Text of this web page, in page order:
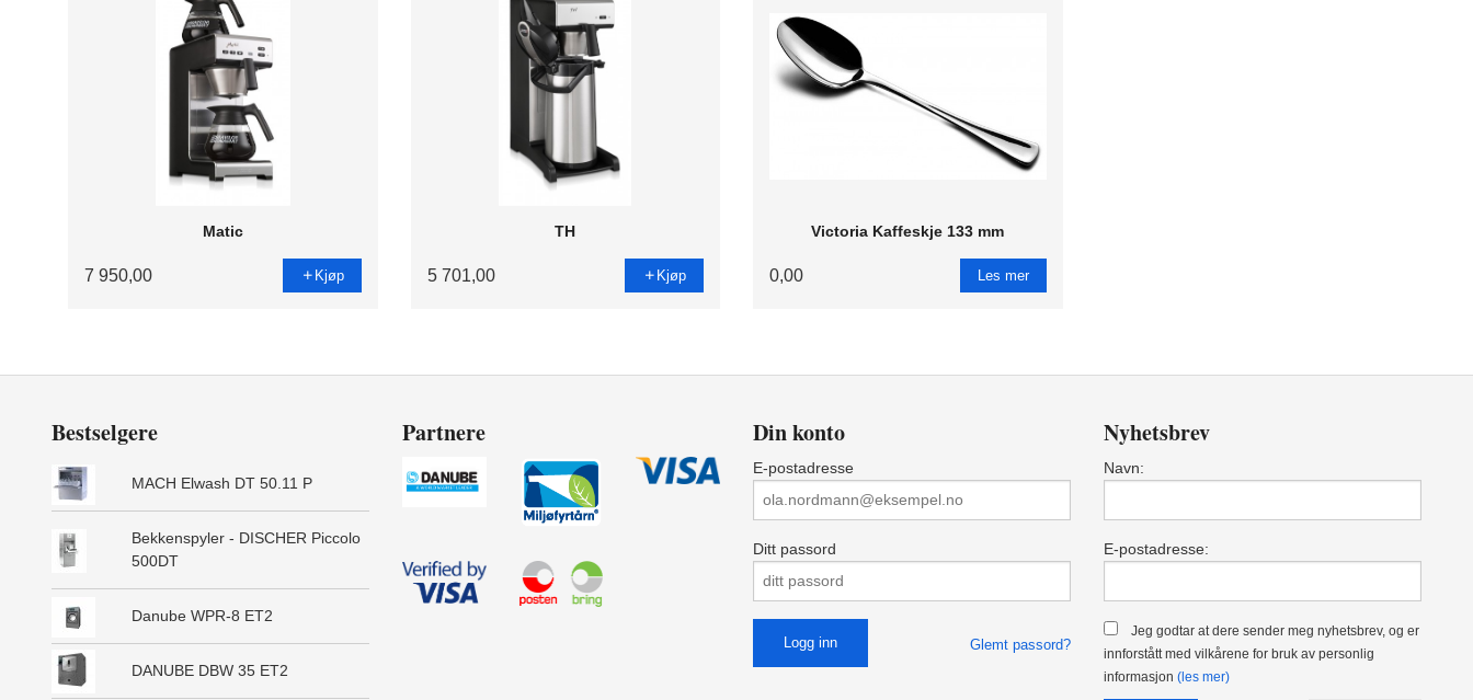
Matic
7 950,00 Kjøp
TH
5 701,00 Kjøp
Victoria Kaffeskje 133 mm
0,00 Les mer
Bestselgere
MACH Elwash DT 50.11 P
Bekkenspyler - DISCHER Piccolo
500DT
Danube WPR-8 ET2
DANUBE DBW 35 ET2
Partnere Din konto
E-postadresse
Ditt passord
Glemt passord?
Nyhetsbrev
Navn:
E-postadresse:
Jeg godtar at dere sender meg nyhetsbrev, og er
innforstått med vilkårene for bruk av personlig
informasjon (les mer)